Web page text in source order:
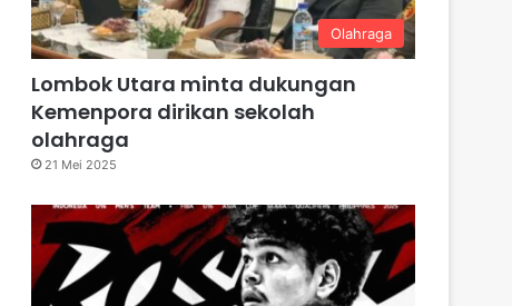
Olahraga
Lombok Utara minta dukungan
Kemenpora dirikan sekolah
olahraga
21 Mei 2025